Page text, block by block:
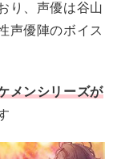
り、声優は谷山
声優陣のボイス
メンシリーズが